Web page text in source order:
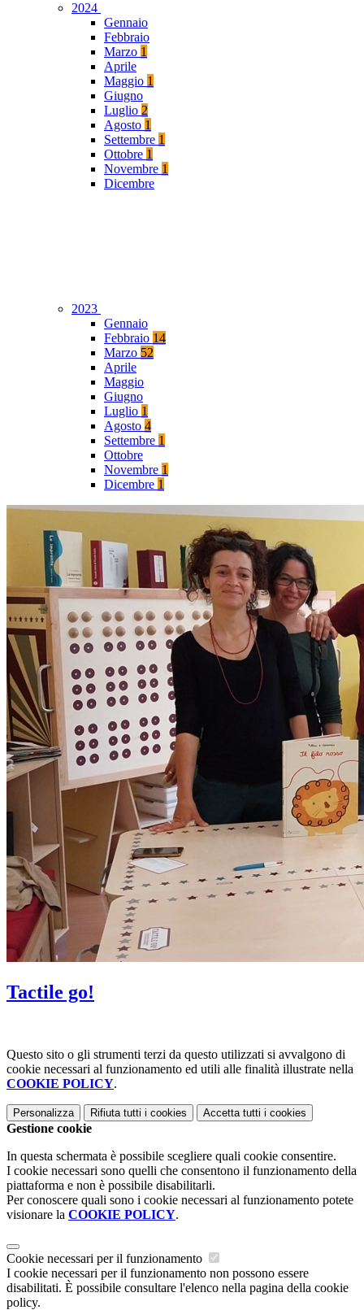
2024
Gennaio
Febbraio
Marzo 1
Aprile
Maggio 1
Giugno
Luglio 2
Agosto 1
Settembre 1
Ottobre 1
Novembre 1
Dicembre
2023
Gennaio
Febbraio 14
Marzo 52
Aprile
Maggio
Giugno
Luglio 1
Agosto 4
Settembre 1
Ottobre
Novembre 1
Dicembre 1
Tactile go!
Questo sito o gli strumenti terzi da questo utilizzati si avvalgono di
cookie necessari al funzionamento ed utili alle finalità illustrate nella
COOKIE POLICY.
Personalizza Rifiuta tutti i cookies Accetta tutti i cookies
Gestione cookie
In questa schermata è possibile scegliere quali cookie consentire.
I cookie necessari sono quelli che consentono il funzionamento della
piattaforma e non è possibile disabilitarli.
Per conoscere quali sono i cookie necessari al funzionamento potete
visionare la COOKIE POLICY.
Cookie necessari per il funzionamento
I cookie necessari per il funzionamento non possono essere
disabilitati. È possibile consultare l'elenco nella pagina della cookie
policy.